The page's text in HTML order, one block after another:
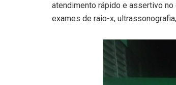
atendimento rápido e assertivo
exames de raio-x,